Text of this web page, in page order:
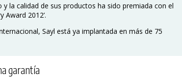
y la calidad de sus productos ha sido premiada con el
Award 2012’.
Sayl está ya implantada en más de 75
garantía